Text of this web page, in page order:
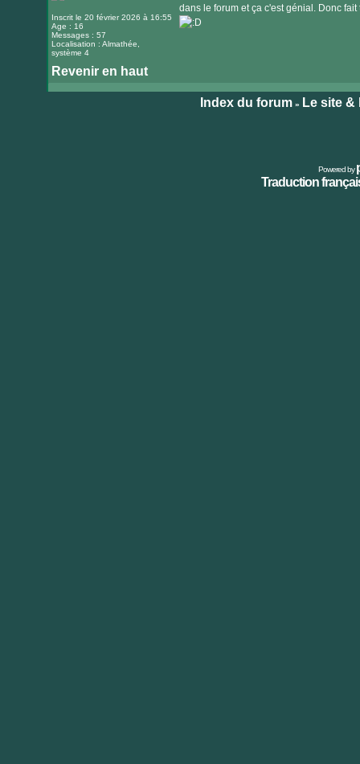
Inscrit le 20 février 2026 à 16:55
Age : 16
Messages : 57
Localisation : Almathée,
système 4
dans le forum et ça c'est génial. Donc
Revenir en haut
Index du forum» Le site &
Powered by
Traduction